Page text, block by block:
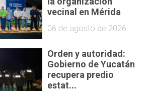
vecinal en Mérida
06 de agosto de 2026
Orden y autoridad:
Gobierno de Yucatán
recupera predio
estat...